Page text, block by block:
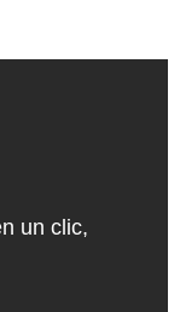
un clic,